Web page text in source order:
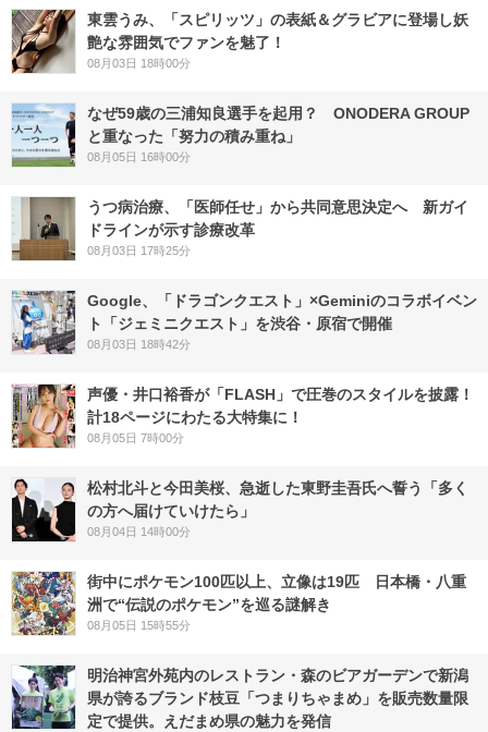
東雲うみ、「スピリッツ」の表紙＆グラビアに登場し妖
艶な雰囲気でファンを魅了！
08月03日 18時00分
なぜ59歳の三浦知良選手を起用？ ONODERA GROUP
と重なった「努力の積み重ね」
08月05日 16時00分
うつ病治療、「医師任せ」から共同意思決定へ 新ガイ
ドラインが示す診療改革
08月03日 17時25分
Google、「ドラゴンクエスト」×Geminiのコラボイベン
ト「ジェミニクエスト」を渋谷・原宿で開催
08月03日 18時42分
声優・井口裕香が「FLASH」で圧巻のスタイルを披露！
計18ページにわたる大特集に！
08月05日 7時00分
松村北斗と今田美桜、急逝した東野圭吾氏へ誓う「多く
の方へ届けていけたら」
08月04日 14時00分
街中にポケモン100匹以上、立像は19匹 日本橋・八重
洲で“伝説のポケモン”を巡る謎解き
08月05日 15時55分
明治神宮外苑内のレストラン・森のビアガーデンで新潟
県が誇るブランド枝豆「つまりちゃまめ」を販売数量限
定で提供。えだまめ県の魅力を発信